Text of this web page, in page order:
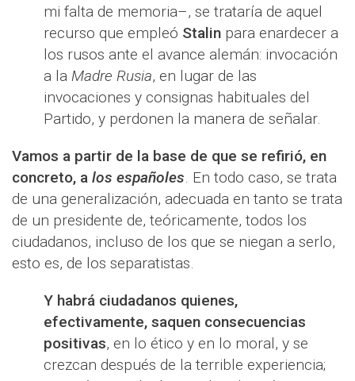
mi falta de memoria–, se trataría de aquel
recurso que empleó Stalin para enardecer a
los rusos ante el avance alemán: invocación
a la Madre Rusia, en lugar de las
invocaciones y consignas habituales del
Partido, y perdonen la manera de señalar.
Vamos a partir de la base de que se refirió, en
concreto, a los españoles. En todo caso, se trata
de una generalización, adecuada en tanto se trata
de un presidente de, teóricamente, todos los
ciudadanos, incluso de los que se niegan a serlo,
esto es, de los separatistas.
Y habrá ciudadanos quienes,
efectivamente, saquen consecuencias
positivas, en lo ético y en lo moral, y se
crezcan después de la terrible experiencia;